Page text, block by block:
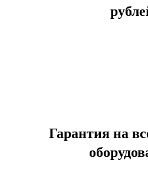
Гарантия на